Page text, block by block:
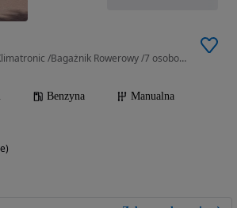
1362 cm3 • 140 KM • Klimatronic /Bagażnik Rowerowy /7 osobowy 2012
Benzyna
Manualna